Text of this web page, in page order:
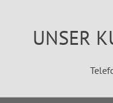
UNSER